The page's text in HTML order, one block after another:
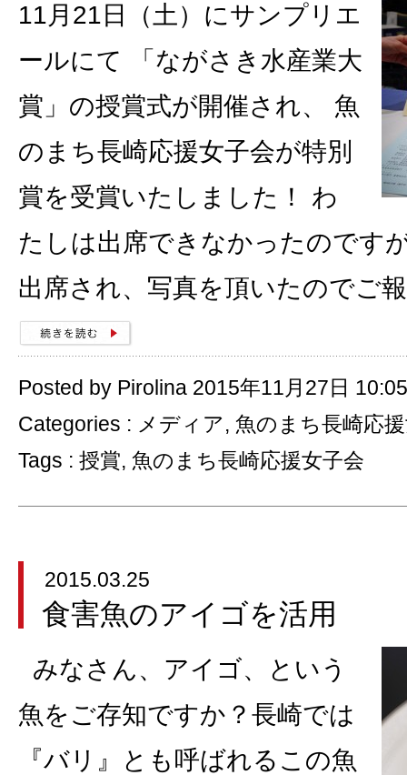
11月21日（土）にサンプリエ
ールにて 「ながさき水産業大
賞」の授賞式が開催され、 魚
のまち長崎応援女子会が特別
賞を受賞いたしました！ わ
たしは出席できなかったのです
出席され、写真を頂いたのでご
Posted by Pirolina 2015年11月27日 10:05
Categories : メディア, 魚のまち長崎応
Tags : 授賞, 魚のまち長崎応援女子会
2015.03.25
食害魚のアイゴを活用
みなさん、アイゴ、という
魚をご存知ですか？長崎では
『バリ』とも呼ばれるこの魚